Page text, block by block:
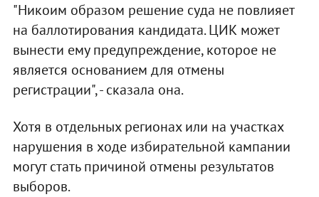
"Никоим образом решение суда не повлияет
на баллотирования кандидата. ЦИК может
вынести ему предупреждение, которое не
является основанием для отмены
регистрации", - сказала она.
Хотя в отдельных регионах или на участках
нарушения в ходе избирательной кампании
могут стать причиной отмены результатов
выборов.